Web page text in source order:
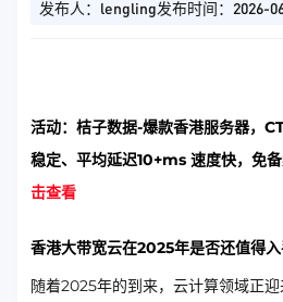
发布人：lengling发布时间：2026-
活动：桔子数据-爆款香港服务器，
稳定、平均延迟10+ms 速度快，免
击查看
香港大带宽云在2025年是否还值得入
随着2025年的到来，云计算领域正